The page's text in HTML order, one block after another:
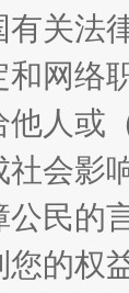
键词
有关法
和网络
他人或
社会影
公民的
您的权